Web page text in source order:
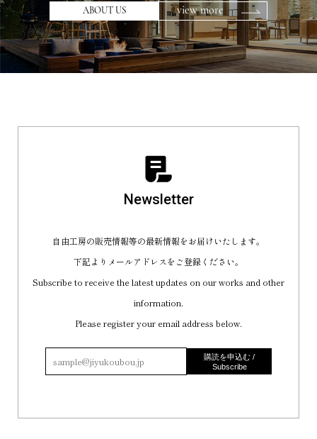
ABOUT US view more
Newsletter
自由工房の販売情報等の最新情報をお届けいたします。
下記よりメールアドレスをご登録ください。
Subscribe to receive the latest updates on our works and other
information.
Please register your email address below.
購読を申込む /
Subscribe